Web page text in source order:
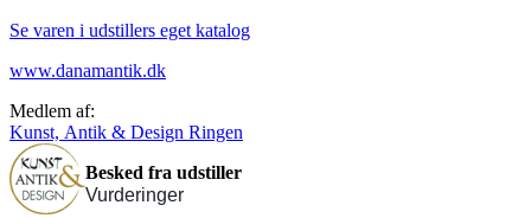
Se varen i udstillers eget katalog
www.danamantik.dk
Medlem af:
Kunst, Antik & Design Ringen
Besked fra udstiller
Vurderinger